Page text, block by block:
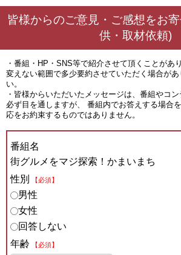
皆様からのご意見・ご感想をお
供・取材依頼)
・番組・HP・SNS等で紹介させて頂くことがあ
変えない範囲で多少要約させていただく場合が
い。
・皆様からいただいたメッセージは、番組やコ
必ず目を通しますが、 番組内でお答えする場合
応をお約束するものではありません。
番組名
街グルメをマジ探索！かまいまち
性別
【必須】
男性
女性
回答しない
年齢
【必須】